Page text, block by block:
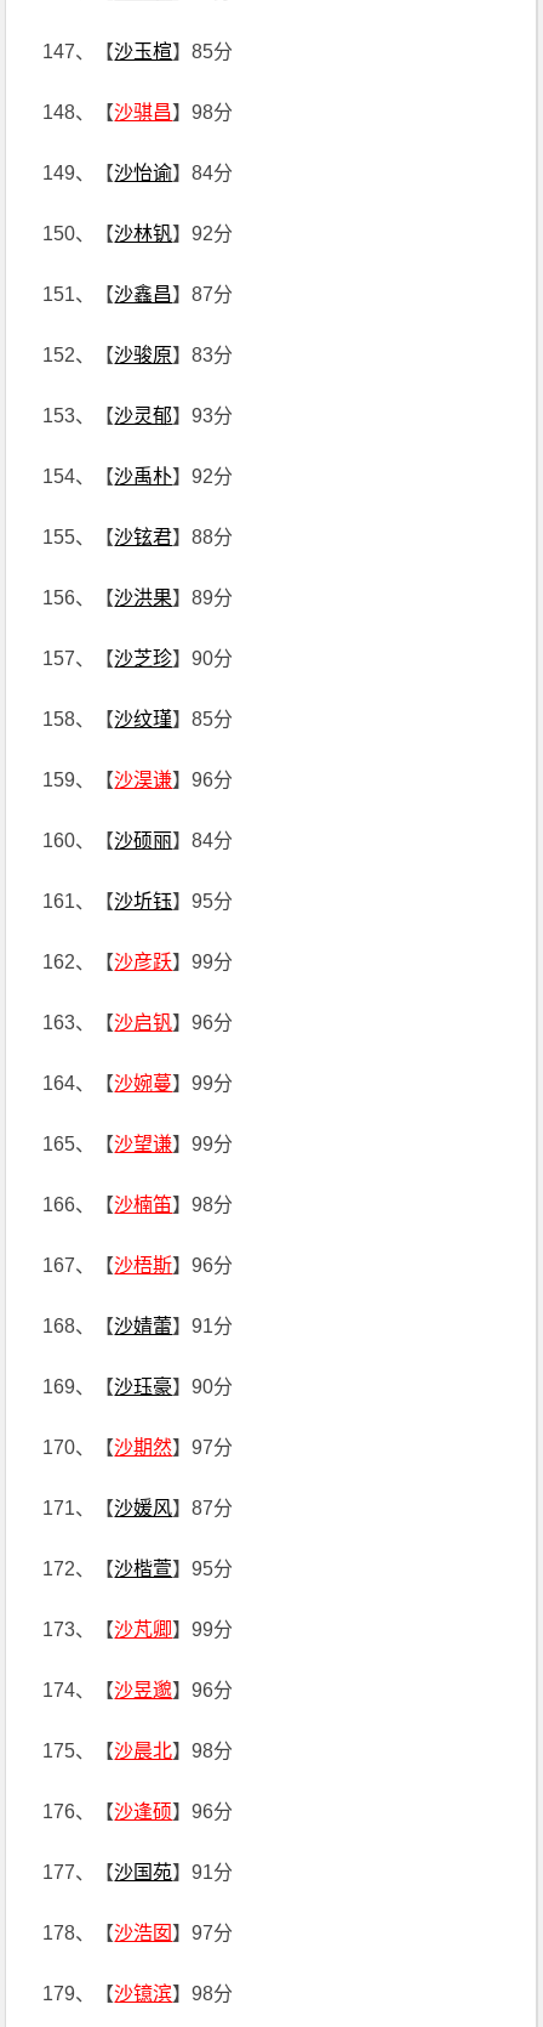
147、【沙玉楦】85分
148、【沙骐昌】98分
149、【沙怡谕】84分
150、【沙林钒】92分
151、【沙鑫昌】87分
152、【沙骏原】83分
153、【沙灵郁】93分
154、【沙禹朴】92分
155、【沙铉君】88分
156、【沙洪果】89分
157、【沙芝珍】90分
158、【沙纹瑾】85分
159、【沙淏谦】96分
160、【沙硕丽】84分
161、【沙圻钰】95分
162、【沙彦跃】99分
163、【沙启钒】96分
164、【沙婉蔓】99分
165、【沙望谦】99分
166、【沙楠笛】98分
167、【沙梧斯】96分
168、【沙婧蕾】91分
169、【沙珏豪】90分
170、【沙期然】97分
171、【沙媛风】87分
172、【沙楷萱】95分
173、【沙芃卿】99分
174、【沙昱邈】96分
175、【沙晨北】98分
176、【沙逢硕】96分
177、【沙国苑】91分
178、【沙浩囡 】97分
179、【沙镱滨】98分